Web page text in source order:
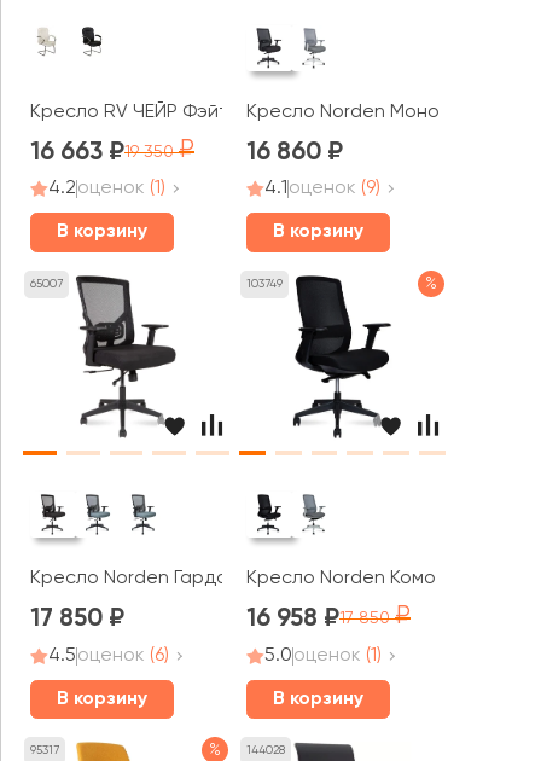
Кресло RV ЧЕЙР Фэйт / Fait (9024-4)
16 663 19 350
4.2оценок (1)
В корзину
Кресло Norden Моно / Mono
16 860
4.1 оценок (9)
В корзину
65007
Кресло Norden Гарда LB
17 850
4.5оценок (6)
В корзину
103749 %
Кресло Norden Комо LB блэк /
16 958 17 850
5.0оценок (1)
В корзину
95317 % 144028